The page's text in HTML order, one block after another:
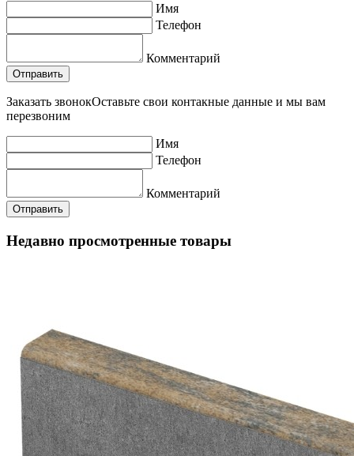
Имя
Телефон
Комментарий
Заказать звонокОставьте свои контакные данные и мы вам
перезвоним
Имя
Телефон
Комментарий
Недавно просмотренные товары